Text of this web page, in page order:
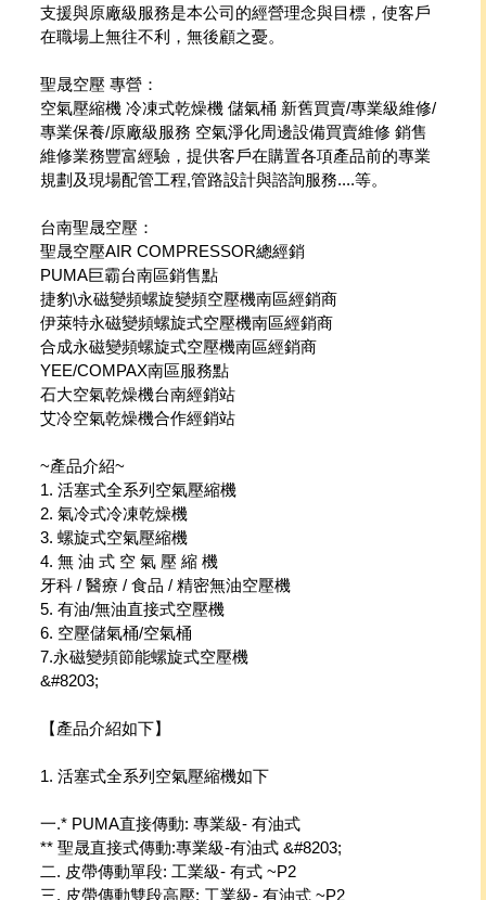
支援與原廠級服務是本公司的經營理念與目標，使客戶
在職場上無往不利，無後顧之憂。
聖晟空壓 專營：
空氣壓縮機 冷凍式乾燥機 儲氣桶 新舊買賣/專業級維修/
專業保養/原廠級服務 空氣淨化周邊設備買賣維修 銷售
維修業務豐富經驗，提供客戶在購置各項產品前的專業
規劃及現場配管工程,管路設計與諮詢服務....等。
台南聖晟空壓：
聖晟空壓AIR COMPRESSOR總經銷
PUMA巨霸台南區銷售點
捷豹\永磁變頻螺旋變頻空壓機南區經銷商
伊萊特永磁變頻螺旋式空壓機南區經銷商
合成永磁變頻螺旋式空壓機南區經銷商
YEE/COMPAX南區服務點
石大空氣乾燥機台南經銷站
艾冷空氣乾燥機合作經銷站
~產品介紹~
1. 活塞式全系列空氣壓縮機
2. 氣冷式冷凍乾燥機
3. 螺旋式空氣壓縮機
4. 無 油 式 空 氣 壓 縮 機
牙科 / 醫療 / 食品 / 精密無油空壓機
5. 有油/無油直接式空壓機
6. 空壓儲氣桶/空氣桶
7.永磁變頻節能螺旋式空壓機
&#8203;
【產品介紹如下】
1. 活塞式全系列空氣壓縮機如下
一.* PUMA直接傳動: 專業級- 有油式
** 聖晟直接式傳動:專業級-有油式 &#8203;
二. 皮帶傳動單段: 工業級- 有式 ~P2
三. 皮帶傳動雙段高壓: 工業級- 有油式 ~P2